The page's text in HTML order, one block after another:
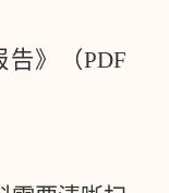
告》（PDF